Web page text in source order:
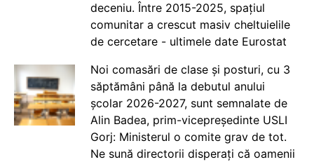
deceniu. Între 2015-2025, spațiul
comunitar a crescut masiv cheltuielile
de cercetare - ultimele date Eurostat
Noi comasări de clase și posturi, cu 3
săptămâni până la debutul anului
școlar 2026-2027, sunt semnalate de
Alin Badea, prim-vicepreședinte USLI
Gorj: Ministerul o comite grav de tot.
Ne sună directorii disperați că oamenii